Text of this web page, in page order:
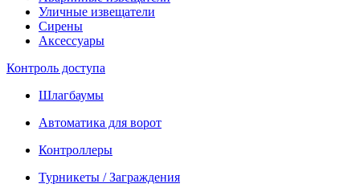
Уличные извещатели
Сирены
Аксессуары
Контроль доступа
Шлагбаумы
Автоматика для ворот
Контроллеры
Турникеты / Заграждения